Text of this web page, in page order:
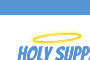
Inhalt